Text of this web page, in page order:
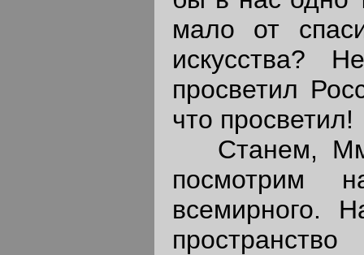
мало от
искусства?
просветил
что просветил!
Станем, Мм.
посмотрим
всемирного.